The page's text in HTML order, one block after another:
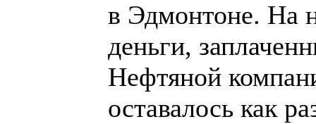
в Эдмонтоне. На
деньги,
Нефтяной
оставалось как